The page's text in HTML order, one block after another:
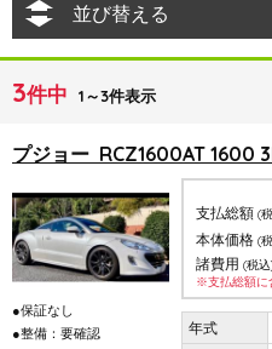
並び替える
3件中 1～3件表示
プジョー RCZ1600AT 1600
●保証なし
●整備：要確認
支払総額 (
本体価格 (
諸費用 (税
※支払総額に